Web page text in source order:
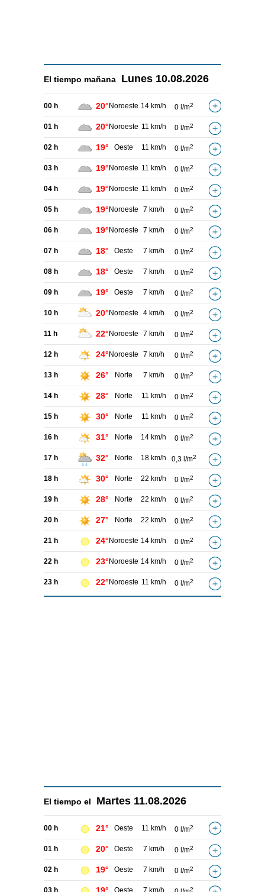
El tiempo mañana Lunes 10.08.2026
00 h 20° Noroeste 14 km/h 0 l/m2
01 h 20° Noroeste 11 km/h 0 l/m2
02 h 19° Oeste 11 km/h 0 l/m2
03 h 19° Noroeste 11 km/h 0 l/m2
04 h 19° Noroeste 11 km/h 0 l/m2
05 h 19° Noroeste 7 km/h 0 l/m2
06 h 19° Noroeste 7 km/h 0 l/m2
07 h 18° Oeste 7 km/h 0 l/m2
08 h 18° Oeste 7 km/h 0 l/m2
09 h 19° Oeste 7 km/h 0 l/m2
10 h 20° Noroeste 4 km/h 0 l/m2
11 h 22° Noroeste 7 km/h 0 l/m2
12 h 24° Noroeste 7 km/h 0 l/m2
13 h 26° Norte 7 km/h 0 l/m2
14 h 28° Norte 11 km/h 0 l/m2
15 h 30° Norte 11 km/h 0 l/m2
16 h 31° Norte 14 km/h 0 l/m2
17 h 32° Norte 18 km/h 0,3 l/m2
18 h 30° Norte 22 km/h 0 l/m2
19 h 28° Norte 22 km/h 0 l/m2
20 h 27° Norte 22 km/h 0 l/m2
21 h 24° Noroeste 14 km/h 0 l/m2
22 h 23° Noroeste 14 km/h 0 l/m2
23 h 22° Noroeste 11 km/h 0 l/m2
El tiempo el Martes 11.08.2026
00 h 21° Oeste 11 km/h 0 l/m2
01 h 20° Oeste 7 km/h 0 l/m2
02 h 19° Oeste 7 km/h 0 l/m2
2